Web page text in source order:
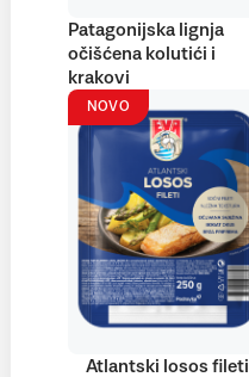
Patagonijska lignja
očišćena kolutići i
krakovi
NOVO
Atlantski losos fileti